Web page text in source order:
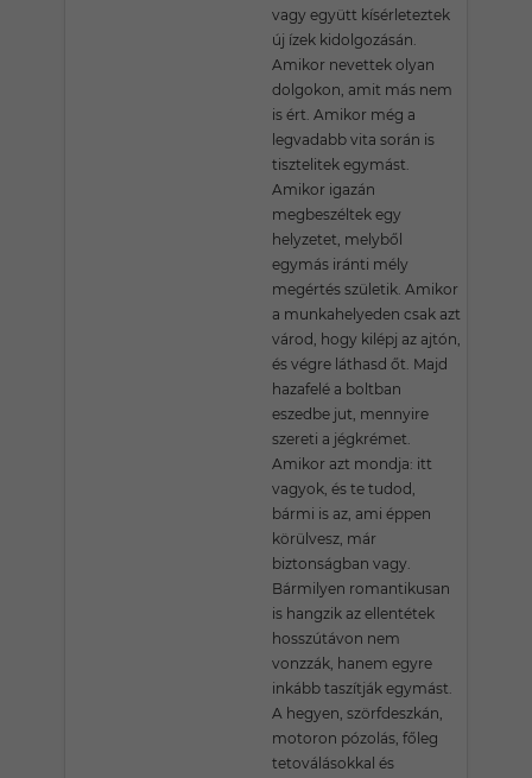
vagy együtt kísérleteztek
új ízek kidolgozásán.
Amikor nevettek olyan
dolgokon, amit más nem
is ért. Amikor még a
legvadabb vita során is
tisztelitek egymást.
Amikor igazán
megbeszéltek egy
helyzetet, melyből
egymás iránti mély
megértés születik. Amikor
a munkahelyeden csak azt
várod, hogy kilépj az ajtón,
és végre láthasd őt. Majd
hazafelé a boltban
eszedbe jut, mennyire
szereti a jégkrémet.
Amikor azt mondja: itt
vagyok, és te tudod,
bármi is az, ami éppen
körülvesz, már
biztonságban vagy.
Bármilyen romantikusan
is hangzik az ellentétek
hosszútávon nem
vonzzák, hanem egyre
inkább taszítják egymást.
A hegyen, szörfdeszkán,
motoron pózolás, főleg
tetoválásokkal és